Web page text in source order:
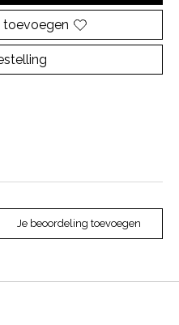
toevoegen
Je beoordeling toevoegen